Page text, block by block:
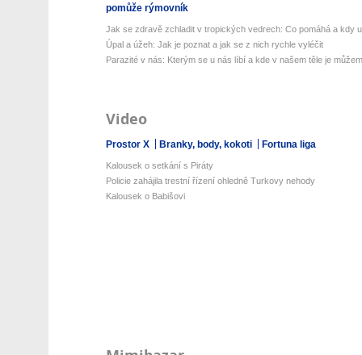
pomůže rýmovník
Jak se zdravě zchladit v tropických vedrech: Co pomáhá a kdy
Úpal a úžeh: Jak je poznat a jak se z nich rychle vyléčit
Parazité v nás: Kterým se u nás líbí a kde v našem těle je
Video
Prostor X Branky, body, kokoti Fortuna liga
Kalousek o setkání s Piráty
Policie zahájila trestní řízení ohledně Turkovy nehody
Kalousek o Babišovi